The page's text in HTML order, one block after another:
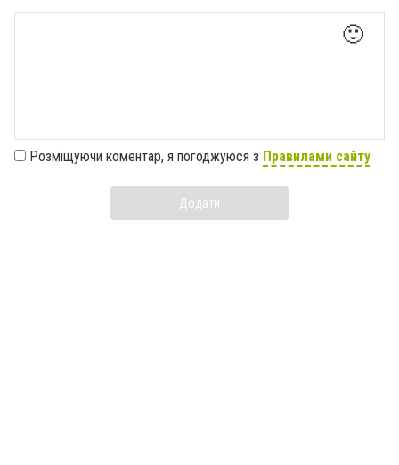
🙂
Розміщуючи коментар, я погоджуюся з Правилами сайту
Додати